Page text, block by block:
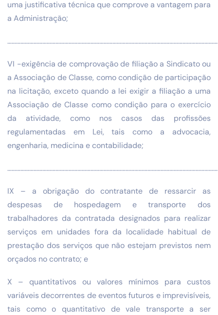
uma justificativa técnica que comprove a vantagem para
a Administração;
VI -exigência de comprovação de filiação a Sindicato ou
a Associação de Classe, como condição de participação
na licitação, exceto quando a lei exigir a filiação a uma
Associação de Classe como condição para o exercício
da atividade, como nos casos das profissões
regulamentadas em Lei, tais como a advocacia,
engenharia, medicina e contabilidade;
IX – a obrigação do contratante de ressarcir as
despesas de hospedagem e transporte dos
trabalhadores da contratada designados para realizar
serviços em unidades fora da localidade habitual de
prestação dos serviços que não estejam previstos nem
orçados no contrato; e
X – quantitativos ou valores mínimos para custos
variáveis decorrentes de eventos futuros e imprevisíveis,
tais como o quantitativo de vale transporte a ser